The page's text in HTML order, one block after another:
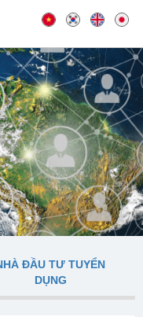
ĐẦU TƯ TUYỂN
DỤNG